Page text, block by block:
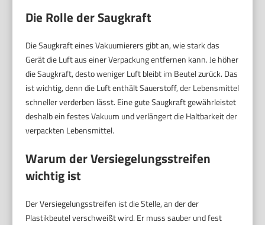
Die Rolle der Saugkraft
Die Saugkraft eines Vakuumierers gibt an, wie stark das
Gerät die Luft aus einer Verpackung entfernen kann. Je höher
die Saugkraft, desto weniger Luft bleibt im Beutel zurück. Das
ist wichtig, denn die Luft enthält Sauerstoff, der Lebensmittel
schneller verderben lässt. Eine gute Saugkraft gewährleistet
deshalb ein festes Vakuum und verlängert die Haltbarkeit der
verpackten Lebensmittel.
Warum der Versiegelungsstreifen
wichtig ist
Der Versiegelungsstreifen ist die Stelle, an der der
Plastikbeutel verschweißt wird. Er muss sauber und fest